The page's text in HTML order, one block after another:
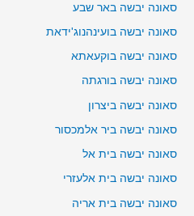
סאונה יבשה באר שבע
סאונה יבשה בועינהנוג'ידאת
סאונה יבשה בוקעאתא
סאונה יבשה בורגתה
סאונה יבשה ביצרון
סאונה יבשה ביר אלמכסור
סאונה יבשה בית אל
סאונה יבשה בית אלעזרי
סאונה יבשה בית אריה